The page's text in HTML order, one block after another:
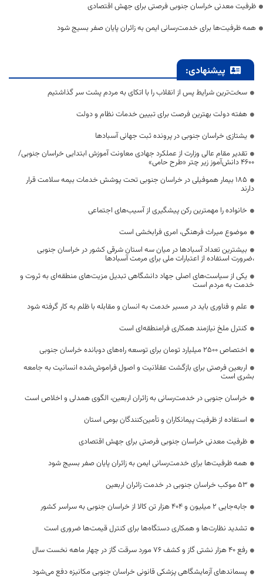
ظرفیت معدنی خراسان جنوبی فرصتی برای جهش اقتصادی
همه ظرفیت‌ها برای خدمت‌رسانی ایمن به زائران پایان صفر بسیج شود
پیشنهادی:
سخت‌ترین شرایط پس از انقلاب را با اتکای به مردم پشت سر گذاشتیم
هفته دولت بهترین فرصت برای تبیین خدمات نظام و دولت
یشتازی خراسان جنوبی در پرونده ثبت جهانی آسبادها
تقدیر مقام عالی وزارت از عملکرد جهادی معاونت آموزش ابتدایی خراسان جنوبی/
۴۶۰۰ دانش‌آموز زیر چتر «طرح حامی»
۱۸۵ بیمار هموفیلی در خراسان جنوبی تحت پوشش خدمات بیمه سلامت قرار
دارند
خانواده را مهمترین رکن پیشگیری از آسیب‌های اجتماعی
موضوع میراث فرهنگی، امری فرابخشی است
بیشترین تعداد آسبادها در میان سه استان شرقی کشور در خراسان جنوبی
،ضرورت استفاده از اعتبارات ملی برای مرمت آسبادها
یکی از سیاست‌های اصلی جهاد دانشگاهی تبدیل مزیت‌های منطقه‌ای به ثروت و
خدمت به مردم است
علم و فناوری باید در مسیر خدمت به انسان و مقابله با ظلم به کار گرفته شود
کنترل ملخ نیازمند همکاری فرامنطقه‌ای است
اختصاص 2500 میلیارد تومان برای توسعه راه‌های دوبانده خراسان جنوبی
اربعین فرصتی برای بازگشت عقلانیت و اصول فراموش‌شده انسانیت به جامعه
بشری است
خراسان جنوبی در خدمت‌رسانی به زائران اربعین، الگوی همدلی و اخلاص است
استفاده از ظرفیت پیمانکاران و تأمین‌کنندگان بومی استان
ظرفیت معدنی خراسان جنوبی فرصتی برای جهش اقتصادی
همه ظرفیت‌ها برای خدمت‌رسانی ایمن به زائران پایان صفر بسیج شود
53 موکب خراسان جنوبی در خدمت زائران اربعین
جابه‌جایی 2 میلیون و 404 هزار تن کالا از خراسان جنوبی به سراسر کشور
تشدید نظارت‌ها و همکاری دستگاه‌ها برای کنترل قیمت‌ها ضروری است
رفع 40 هزار نشتی گاز و کشف 76 مورد سرقت گاز در چهار ماهه نخست سال
پسماندهای آزمایشگاهی پزشکی قانونی خراسان جنوبی مکانیزه دفع می‌شود